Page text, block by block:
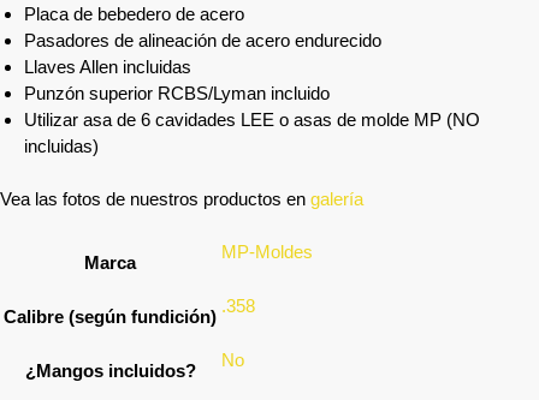
Placa de bebedero de acero
Pasadores de alineación de acero endurecido
Llaves Allen incluidas
Punzón superior RCBS/Lyman incluido
Utilizar asa de 6 cavidades LEE o asas de molde MP (NO
incluidas)
Vea las fotos de nuestros productos en galería
Marca
MP-Moldes
Calibre (según fundición)
.358
¿Mangos incluidos?
No